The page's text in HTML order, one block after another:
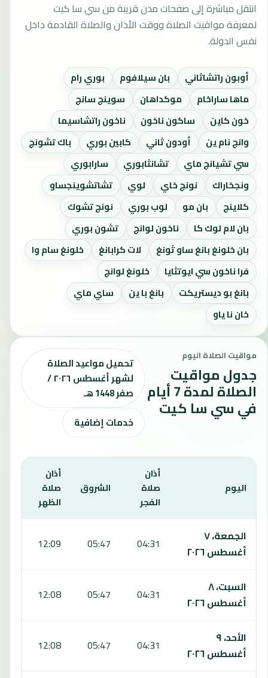
انتقل مباشرة إلى صفحات مدن قريبة من سي سا كيت
لمعرفة مواقيت الصلاة ووقت الأذان والصلاة القادمة داخل
نفس الدولة.
أوبون راتشاثاني بان سيلافوم
بوري رام
ماها ساراخام
موكداهان
سوينج سانج
خون كاين
ساكون ناخون
ناخون راتشاسيما
وانج نام ين
أودون ثاني كابين بوري
باك تشونج
سي تشيانج ماي
تشانثابوري
سارابوري
ونجخاراك
نونج خاي لوي
تشاتشوينجساو
كلاينج
بان مو لوب بوري
نونج تشوك
بان لام لوك كا
ناخون لوانج
تشون بوري
بان خلونغ بانغ ساو ثونغ
لات كرابانغ
خلونغ سام وا
فرا ناخون سي ايوتثايا
خلونغ لوانج
بانغ بو ديستريكت
بانغ با ين
ساي ماي
خان نا ياو
مواقيت الصلاة اليوم
جدول مواقيت
الصلاة لمدة 7 أيام
في سي سا كيت
تحميل مواعيد الصلاة
لشهر أغسطس ٢٠٢٦ /
صفر 1448 هـ
خدمات إضافية
اليوم
أذان
صلاة
الفجر
الشروق
أذان
صلاة
الظهر
الجمعة، ٧
أغسطس ٢٠٢٦
04:31
05:47
12:09
السبت، ٨
أغسطس ٢٠٢٦
04:31
05:47
12:08
الأحد، ٩
أغسطس ٢٠٢٦
04:31
05:47
12:08